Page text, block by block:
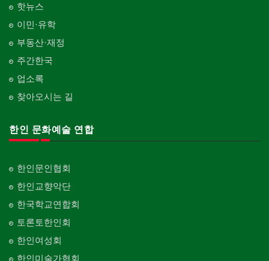
핫뉴스
이민·유학
부동산·재정
주간한국
업소록
찾아오시는 길
한인 문화예술 연합
한인문인협회
한인교향악단
한국학교연합회
토론토한인회
한인여성회
한인미술가협회